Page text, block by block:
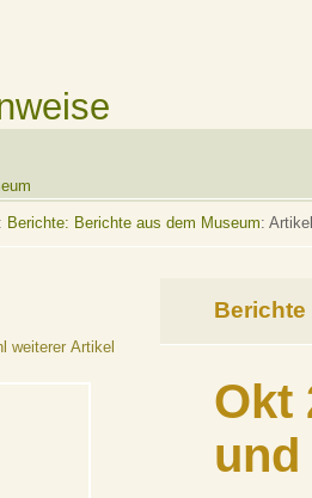
Berichte: Berichte aus dem Museum: Artikel
weiterer Artikel
Berichte
Okt